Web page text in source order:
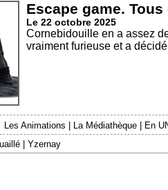
Escape game.
Le 22 octobre 2025
Cornebidouille en a assez
vraiment furieuse et a
Les Animations | La Médiathèque | En
Yzernay